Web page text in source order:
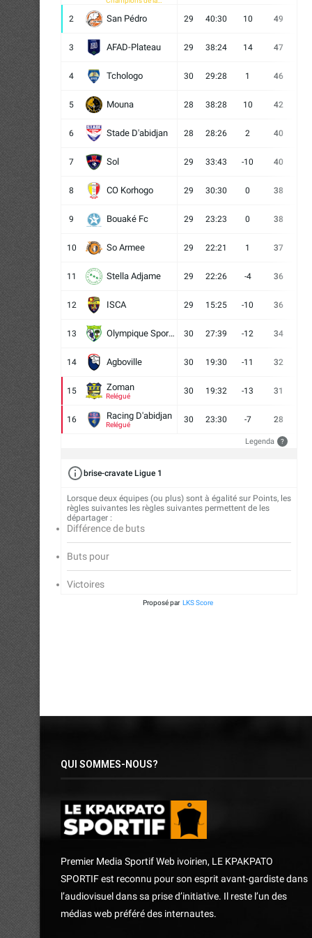
2 San Pédro 29 40:30 10 49
3 AFAD-Plateau 29 38:24 14 47
4 Tchologo 30 29:28 1 46
5 Mouna 28 38:28 10 42
6 Stade D'abidjan 28 28:26 2 40
7 Sol 29 33:43 -10 40
8 CO Korhogo 29 30:30 0 38
9 Bouaké Fc 29 23:23 0 38
10 So Armee 29 22:21 1 37
11 Stella Adjame 29 22:26 -4 36
12 ISCA 29 15:25 -10 36
13 Olympique Sport d'Abobo FC 30 27:39 -12 34
14 Agboville 30 19:30 -11 32
15 Zoman
Relégué
30 19:32 -13 31
16 Racing D'abidjan
Relégué
30 23:30 -7 28
Legenda ?
brise-cravate Ligue 1
Lorsque deux équipes (ou plus) sont à égalité sur Points, les
règles suivantes les règles suivantes permettent de les
départager :
Différence de buts
Buts pour
Victoires
Proposé par LKS Score
QUI SOMMES-NOUS?
Premier Media Sportif Web ivoirien, LE KPAKPATO
SPORTIF est reconnu pour son esprit avant-gardiste dans
l’audiovisuel dans sa prise d’initiative. Il reste l’un des
médias web préféré des internautes.